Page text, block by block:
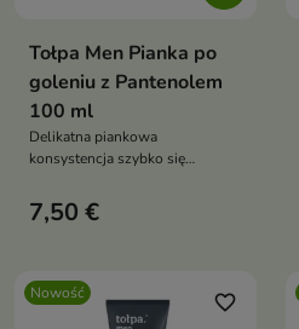
Tołpa Men Pianka po
goleniu z Pantenolem
100 ml
Delikatna piankowa
konsystencja szybko się
podrażnienia oraz zmniejszyć
uczucie pieczenia i napięcia
7,50 €
Nowość favorite_border